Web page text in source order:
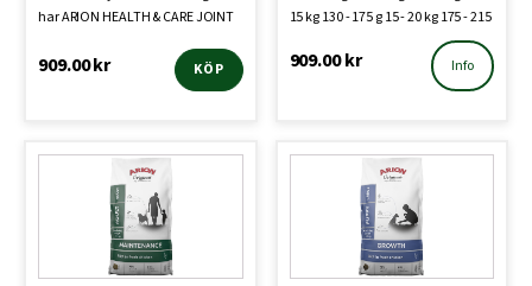
har ARION HEALTH & CARE JOINT
909.00kr KÖP
15 kg 130 - 175 g 15 - 20 kg 175 - 215
909.00kr Info